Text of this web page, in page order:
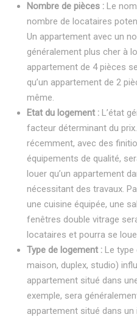
Nombre de pièces : Le
nombre de locataires
Un appartement avec un
généralement plus cher à
appartement de 4 pièces
qu’un appartement de 2
même.
Etat du logement : L’état
facteur déterminant du
récemment, avec des
équipements de qualité,
louer qu’un appartement
nécessitant des travaux.
une cuisine équipée, une
fenêtres double vitrage
locataires et pourra se
Type de logement : Le type
maison, duplex, studio)
appartement situé dans
exemple, sera
appartement situé dans